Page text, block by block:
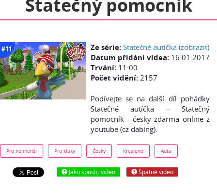
Statečný pomocník
Ze série: Statečné autíčka (zobrazit)
Datum přidání videa: 16.01.2017
Trvání: 11:00
Počet vidění: 2157
Podívejte se na další díl pohádky
Statečné autíčka – Statečný
pomocník - česky zdarma online z
youtube (cz dabing).
Pro nejmenší Pro kluky Česky Kreslené Auta
Jako spustit video Špatné video